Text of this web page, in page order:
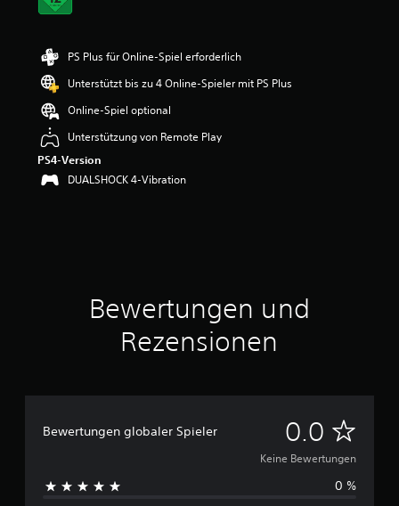
n
PS Plus für Online-Spiel erforderlich
Unterstützt bis zu 4 Online-Spieler mit PS Plus
Online-Spiel optional
Unterstützung von Remote Play
PS4-Version
DUALSHOCK 4-Vibration
Bewertungen und
Rezensionen
Bewertungen globaler Spieler 0.0 K
e
Keine Bewertungen
0 %